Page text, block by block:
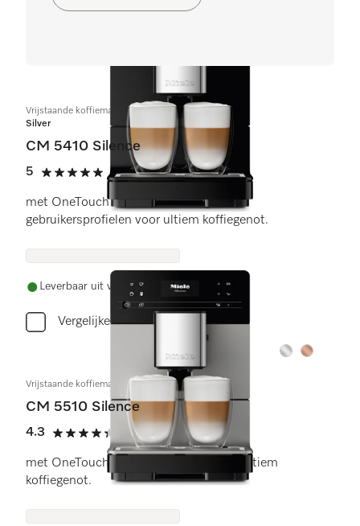
Vrijstaande koffiemachine
Silver
CM 5410 Silence
5
5 sterren op 5
(2 beoordelingen)
met OneTouch for Two-bereiding en
gebruikersprofielen voor ultiem koffiegenot.
Leverbaar uit voorraad met gratis levering
Vergelijken
Kleur:Kleur:
Vrijstaande koffiemachine
CM 5510 Silence
4.3
4.3 sterren op 5
(12 beoordelingen)
met OneTouch for Two-bereiding voor ultiem
koffiegenot.